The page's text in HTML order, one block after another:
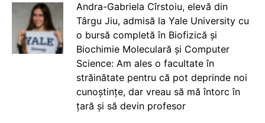
Andra-Gabriela Cîrstoiu, elevă din
Târgu Jiu, admisă la Yale University cu
o bursă completă în Biofizică și
Biochimie Moleculară și Computer
Science: Am ales o facultate în
străinătate pentru că pot deprinde noi
cunoștințe, dar vreau să mă întorc în
țară și să devin profesor